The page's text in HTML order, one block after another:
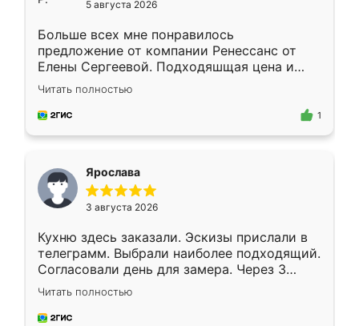
5 августа 2026
Больше всех мне понравилось
предложение от компании Ренессанс от
Елены Сергеевой. Подходяшщая цена и
короткие сроки изготовления. Приехавший
для замера сотрудник Владислав
предложил по моему эскизу самый
Читать полностью
1
Ярослава
3 августа 2026
Кухню здесь заказали. Эскизы прислали в
телеграмм. Выбрали наиболее подходящий.
Согласовали день для замера. Через 3
недели кухня была уже готова. Остались
довольны работой. Спасибо Ренессанс
мебель за качественную работу!
Читать полностью